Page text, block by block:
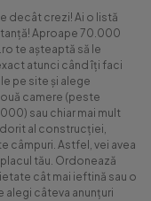
decât crezi! Ai o listă
Aproape 70.000
te așteaptă să le
atunci când îți faci
pe site și alege
camere (peste
sau chiar mai mult
dorit al construcției,
câmpuri. Astfel, vei avea
tău. Ordonează
cât mai ieftină sau o
alegi câteva anunțuri